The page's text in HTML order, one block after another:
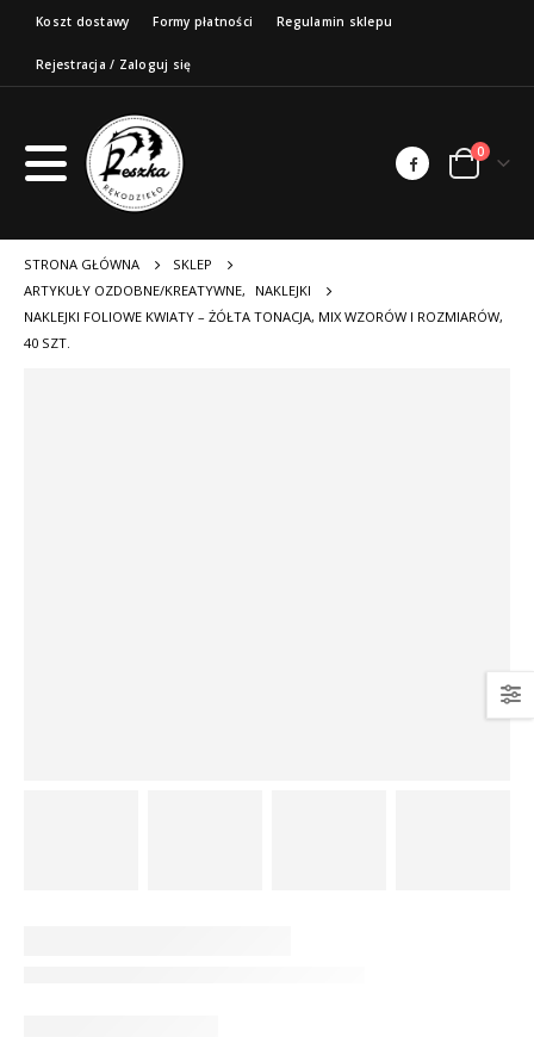
Koszt dostawy Formy płatności Regulamin sklepu
Rejestracja / Zaloguj się
0
STRONA GŁÓWNA
SKLEP
ARTYKUŁY OZDOBNE/KREATYWNE,
NAKLEJKI
NAKLEJKI FOLIOWE KWIATY – ŻÓŁTA TONACJA, MIX WZORÓW I ROZMIARÓW,
40 SZT.